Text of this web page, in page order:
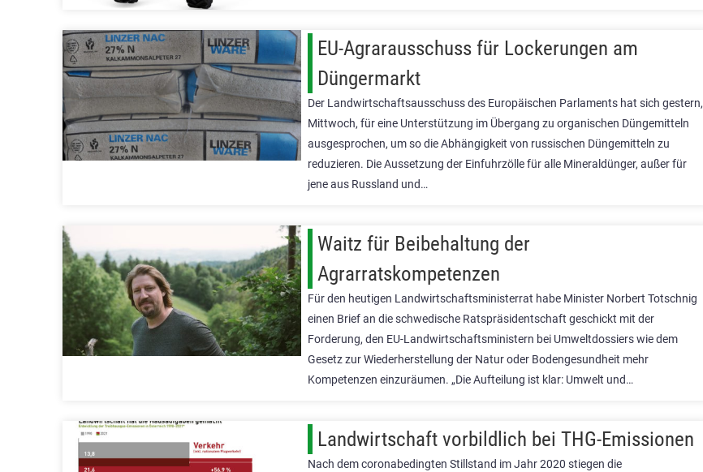
EU-Agrarausschuss für Lockerungen am
Düngermarkt
Der Landwirtschaftsausschuss des Europäischen Parlaments hat sich gestern,
Mittwoch, für eine Unterstützung im Übergang zu organischen Düngemitteln
ausgesprochen, um so die Abhängigkeit von russischen Düngemitteln zu
reduzieren. Die Aussetzung der Einfuhrzölle für alle Mineraldünger, außer für
jene aus Russland und…
Waitz für Beibehaltung der
Agrarratskompetenzen
Für den heutigen Landwirtschaftsministerrat habe Minister Norbert Totschnig
einen Brief an die schwedische Ratspräsidentschaft geschickt mit der
Forderung, den EU-Landwirtschaftsministern bei Umweltdossiers wie dem
Gesetz zur Wiederherstellung der Natur oder Bodengesundheit mehr
Kompetenzen einzuräumen. „Die Aufteilung ist klar: Umwelt und…
Landwirtschaft vorbildlich bei THG-Emissionen
Nach dem coronabedingten Stillstand im Jahr 2020 stiegen die